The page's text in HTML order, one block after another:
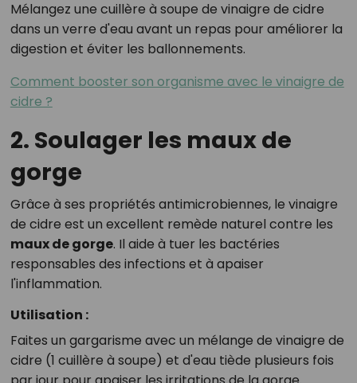
Mélangez une cuillère à soupe de vinaigre de cidre
dans un verre d'eau avant un repas pour améliorer la
digestion et éviter les ballonnements.
Comment booster son organisme avec le vinaigre de
cidre ?
2. Soulager les maux de
gorge
Grâce à ses propriétés antimicrobiennes, le vinaigre
de cidre est un excellent remède naturel contre les
maux de gorge. Il aide à tuer les bactéries
responsables des infections et à apaiser
l'inflammation.
Utilisation :
Faites un gargarisme avec un mélange de vinaigre de
cidre (1 cuillère à soupe) et d'eau tiède plusieurs fois